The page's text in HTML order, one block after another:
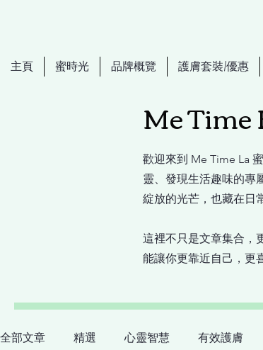
主頁 蜜時光 品牌概覽 護膚套裝/優惠
歡迎來到 Me Time La
靈、發現生活趣味的專
綻放的光芒，也藏在日
這裡不只是文章集合，
能讓你更靠近自己，更
Me Time
全部文章 精選 心靈智慧 有效護膚